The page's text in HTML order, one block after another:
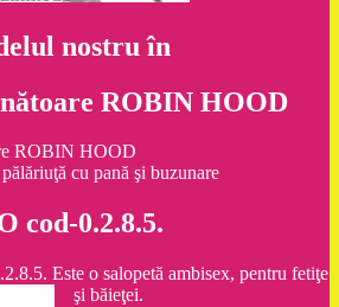
nostru în
ROBIN HOOD
cu pană şi buzunare
cod-0.2.8.5.
Este o salopetă ambisex, pentru fetiţe
şi băieţei.